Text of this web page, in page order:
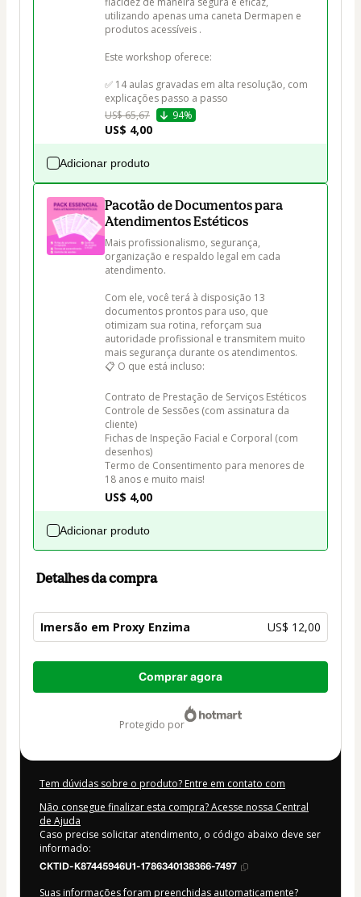
utilizando apenas uma caneta Dermapen e
produtos acessíveis .
Este workshop oferece:
✅ 14 aulas gravadas em alta resolução, com
explicações passo a passo
US$ 65,67
94%
US$ 4,00
Adicionar produto
Pacotão de Documentos para
Atendimentos Estéticos
Mais profissionalismo, segurança,
organização e respaldo legal em cada
atendimento.
Com ele, você terá à disposição 13
documentos prontos para uso, que
otimizam sua rotina, reforçam sua
autoridade profissional e transmitem muito
mais segurança durante os atendimentos.
📋 O que está incluso:
Contrato de Prestação de Serviços Estéticos
Controle de Sessões (com assinatura da
cliente)
Fichas de Inspeção Facial e Corporal (com
desenhos)
Termo de Consentimento para menores de
18 anos e muito mais!
US$ 4,00
Adicionar produto
Detalhes da compra
Imersão em Proxy Enzima US$ 12,00
Total
Comprar agora
protegido por
Tem dúvidas sobre o produto? Entre em contato com
Não consegue finalizar esta compra? Acesse nossa Central
de Ajuda
Caso precise solicitar atendimento, o código abaixo deve ser
informado:
CKTID-K87445946U1-1786340138366-7497
Suas informações foram preenchidas automaticamente?